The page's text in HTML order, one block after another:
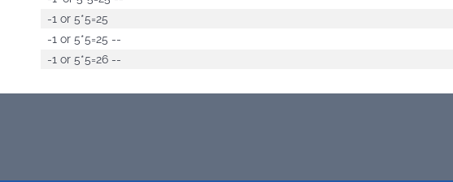
-1 or 5*5=25
-1 or 5*5=25 --
-1 or 5*5=26 --